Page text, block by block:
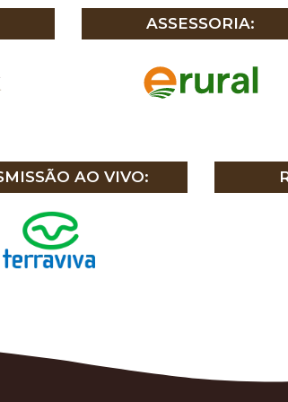
ASSESSORIA:
AO VIVO: